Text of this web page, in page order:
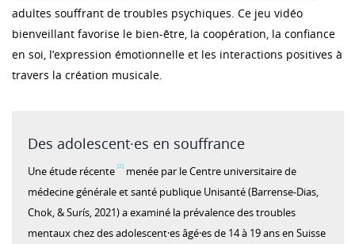
adultes souffrant de troubles psychiques. Ce jeu vidéo
bienveillant favorise le bien-être, la coopération, la confiance
en soi, l’expression émotionnelle et les interactions positives à
travers la création musicale.
Des adolescent·es en souffrance
Une étude récente [2] menée par le Centre universitaire de
médecine générale et santé publique Unisanté (Barrense-Dias,
Chok, & Surís, 2021) a examiné la prévalence des troubles
mentaux chez des adolescent⸱es âgé⸱es de 14 à 19 ans en Suisse